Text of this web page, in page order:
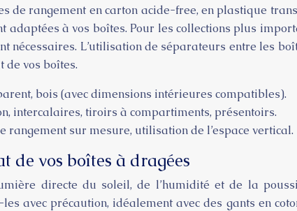
de rangement en carton acide-free, en plastique
à vos boîtes. Pour les collections plus
nécessaires. L’utilisation de séparateurs entre les
de vos boîtes.
bois (avec dimensions intérieures compatibles).
intercalaires, tiroirs à compartiments, présentoirs.
rangement sur mesure, utilisation de l’espace vertical.
de vos boîtes à dragées
directe du soleil, de l’humidité et de la
avec précaution, idéalement avec des gants en